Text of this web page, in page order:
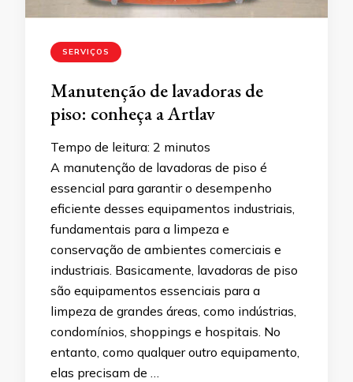
SERVIÇOS
Manutenção de lavadoras de
piso: conheça a Artlav
Tempo de leitura: 2 minutos
A manutenção de lavadoras de piso é
essencial para garantir o desempenho
eficiente desses equipamentos industriais,
fundamentais para a limpeza e
conservação de ambientes comerciais e
industriais. Basicamente, lavadoras de piso
são equipamentos essenciais para a
limpeza de grandes áreas, como indústrias,
condomínios, shoppings e hospitais. No
entanto, como qualquer outro equipamento,
elas precisam de …